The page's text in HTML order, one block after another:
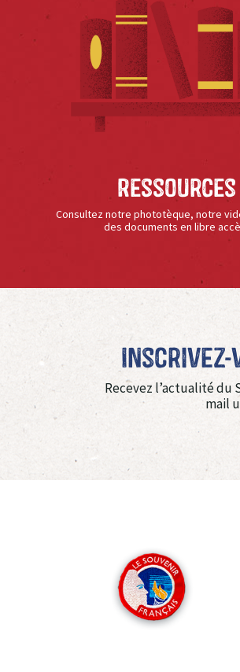
Ressources
Consultez notre phototèque, notre
des documents en libre
Inscrivez-
Recevez l’actualité du
mail